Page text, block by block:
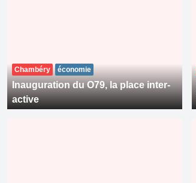
Chambéry économie
Inauguration du O79, la place inter-
active